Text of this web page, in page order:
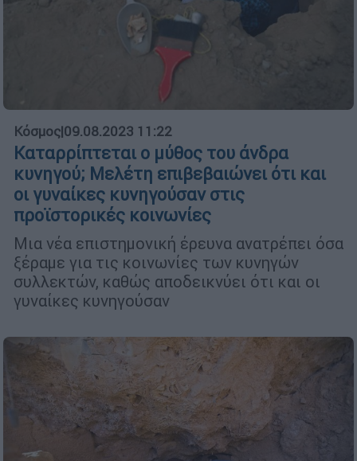
Κόσμος|09.08.2023 11:22
Καταρρίπτεται ο μύθος του άνδρα
κυνηγού; Μελέτη επιβεβαιώνει ότι και
οι γυναίκες κυνηγούσαν στις
προϊστορικές κοινωνίες
Μια νέα επιστημονική έρευνα ανατρέπει όσα
ξέραμε για τις κοινωνίες των κυνηγών
συλλεκτών, καθώς αποδεικνύει ότι και οι
γυναίκες κυνηγούσαν